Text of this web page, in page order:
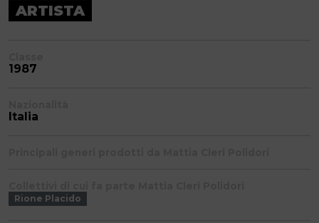
ARTISTA
1987
Italia
Rione Placido